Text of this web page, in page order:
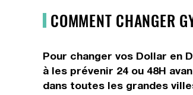
COMMENT CHANGER
Pour changer vos Dollar en
à les prévenir 24 ou 48H
dans toutes les grandes